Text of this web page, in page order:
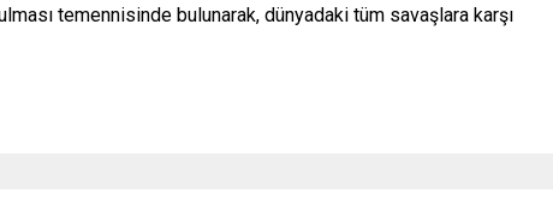
temennisinde bulunarak, dünyadaki tüm savaşlara karşı